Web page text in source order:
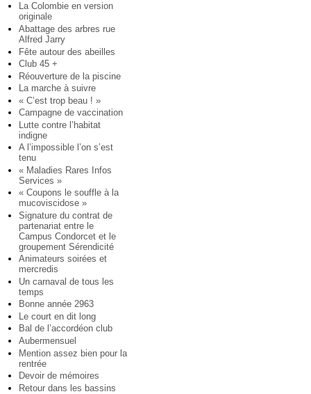
La Colombie en version
originale
Abattage des arbres rue
Alfred Jarry
Fête autour des abeilles
Club 45 +
Réouverture de la piscine
La marche à suivre
« C’est trop beau ! »
Campagne de vaccination
Lutte contre l’habitat
indigne
A l’impossible l’on s’est
tenu
« Maladies Rares Infos
Services »
« Coupons le souffle à la
mucoviscidose »
Signature du contrat de
partenariat entre le
Campus Condorcet et le
groupement Sérendicité
Animateurs soirées et
mercredis
Un carnaval de tous les
temps
Bonne année 2963
Le court en dit long
Bal de l’accordéon club
Aubermensuel
Mention assez bien pour la
rentrée
Devoir de mémoires
Retour dans les bassins